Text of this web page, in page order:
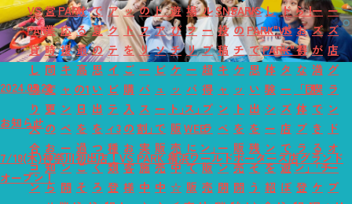
VS
PARK
貸
し
切
り
大
合
コ
ン
営
業
時
間
変
更
の
お
知
ら
PARK
応
援
キ
ャ
ン
ペ
ー
ン
開
け
る
最
高
の1
日
を
過
ご
そ
で
夏
の
思
い
出
を
つ
く
ろ
ア
ク
テ
イ
ビ
テ
ィ3
種
類
登
ッ
ト
を
ご
購
入
の
お
客
様
の
フ
リ
ー
パ
ス
割」
実
施
中
ト
ア
ソ
ビ
ュ
ー
で
販
売
中
遊
び
チ
ケ
ッ
ト」
販
売
中
☆
場
フ
リ
ー
パ
ス」
WEB
に
て
販
ル
ー
プ
超
得
プ
ラ
ン」
販
売
SNS
投
稿
キ
ャ
ン
ペ
ー
ン
開
PARK
の
チ
ケ
ッ
ト
を
販
売
開
VS
PARK
で
思
い
出
を
残
そ
う
し
い"VS
PARK"！
体
験
シ
ー
ン
を
紹
ド
ポ
ー
タ
ー
ズ
店
で
遊
ぼ
ら！
お
得
な
「団
体
プ
ラ
ン」
登
ー
ズ
が
満
喫
で
き
る
「チ
ケ
ー
ズ
店
グ
ラ
ン
ド
オ
ー
プ
2024.05.22
お知らせ
7/18(木)神奈川初出店！VS PARK 横浜ワールドポーターズ店グランド
オープン！